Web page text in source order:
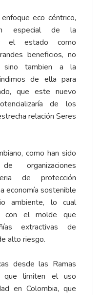
eco céntrico,
especial de la
el estado como
beneficios, no
sino tambien a la
de ella para
que este nuevo
de los
relación Seres
como han sido
organizaciones
de protección
economía sostenible
ambiente, lo cual
con el molde que
extractivas de
alto riesgo.
desde las Ramas
que limiten el uso
en Colombia, que